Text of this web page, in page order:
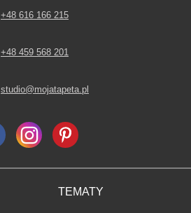
TEMATY
+48 616 166 215
+48 459 568 201
studio@mojatapeta.pl